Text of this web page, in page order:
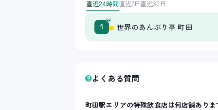
直近24時間直近7日直近30日
1 世界のあんぷり亭 町田
よくある質問
町田駅エリアの特殊飲食店は何店舗ありま